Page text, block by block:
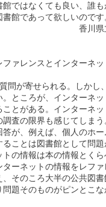
ではなくても良い、誰
館であって欲しいのです
館協議会委
ァレンスとインターネッ
問が寄せられる。しかし
ところが、インターネ
とがある。インターネ
査の限界も感じてしまう
が、例えば、個人のホ
ことは図書館として問
の情報は本の情報とく
ーネットの情報をレフ
そのころ大半の公共図
題そのものがピンとこ